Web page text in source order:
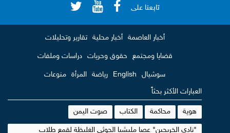
تابعنا على
أخبار العاصمة أخبار محلية تقارير وتحليلات
قضايا ومجتمع حقوق وحريات دراسات وملفات
سوشيال English رياضة المرأة منوعات
العبارات الأكثر بحثاً
هوية محاكمة الكتاب صوت اليمن
"نادي الخريجين" عصا مليشيا الحوثي الغليظة لقمع طلاب